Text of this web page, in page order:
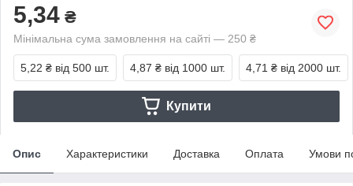
5,34 ₴
Мінімальна сума замовлення на сайті — 250 ₴
5,22 ₴ від 500 шт. 4,87 ₴ від 1000 шт. 4,71 ₴ від 2000 шт.
Купити
Опис Характеристики Доставка Оплата Умови